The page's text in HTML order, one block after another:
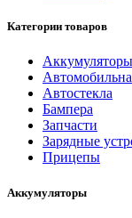
Категории товаров
Аккумуляторы
Автостекла
Бампера
Запчасти
Зарядные
Прицепы
Аккумуляторы